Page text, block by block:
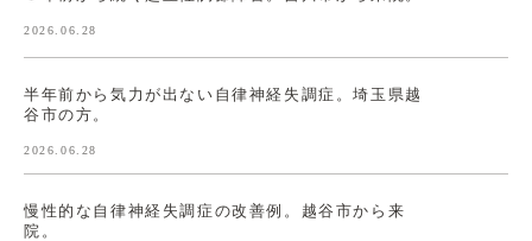
2026.06.28
半年前から気力が出ない自律神経失調症。埼玉県越
谷市の方。
2026.06.28
慢性的な自律神経失調症の改善例。越谷市から来
院。